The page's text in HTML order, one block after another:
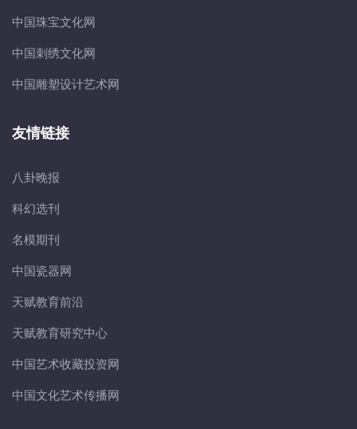
中国珠宝文化网
中国刺绣文化网
中国雕塑设计艺术网
友情链接
八卦晚报
科幻选刊
名模期刊
中国瓷器网
天赋教育前沿
天赋教育研究中心
中国艺术收藏投资网
中国文化艺术传播网